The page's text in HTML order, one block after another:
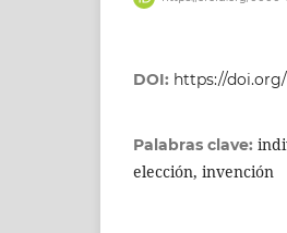
DOI: https://doi.org/
Palabras clave:
elección, invención